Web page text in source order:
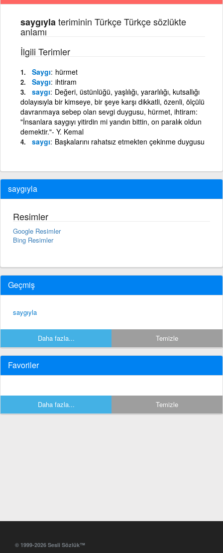
saygıylateriminin Türkçe Türkçe sözlükte
anlamı
İlgili Terimler
Saygı hürmet
Saygı ihtiram
saygı Değeri, üstünlüğü, yaşlılığı, yararlılığı, kutsallığı
dolayısıyla bir kimseye, bir şeye karşı dikkatli, özenli, ölçülü
davranmaya sebep olan sevgi duygusu, hürmet, ihtiram:
"İnsanlara saygıyı yitirdin mi yandın bittin, on paralık oldun
demektir."- Y. Kemal
saygı Başkalarını rahatsız etmekten çekinme duygusu
saygıyla
Resimler
Google Resimler
Bing Resimler
Geçmiş
saygıyla
Daha fazla... Temizle
Favoriler
Daha fazla... Temizle
© 1999-2026 Sesli Sözlük™